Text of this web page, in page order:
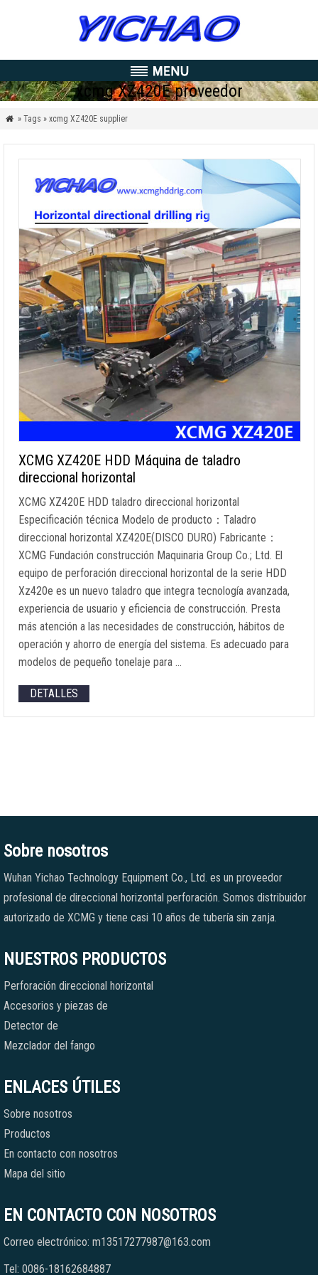
xcmg XZ420E proveedor
 » Tags » xcmg XZ420E supplier
XCMG XZ420E HDD Máquina de taladro
direccional horizontal
XCMG XZ420E HDD taladro direccional horizontal
Especificación técnica Modelo de producto：Taladro
direccional horizontal XZ420E(DISCO DURO) Fabricante：
XCMG Fundación construcción Maquinaria Group Co.; Ltd. El
equipo de perforación direccional horizontal de la serie HDD
Xz420e es un nuevo taladro que integra tecnología avanzada,
experiencia de usuario y eficiencia de construcción. Presta
más atención a las necesidades de construcción, hábitos de
operación y ahorro de energía del sistema. Es adecuado para
modelos de pequeño tonelaje para …
DETALLES
Sobre nosotros
Wuhan Yichao Technology Equipment Co., Ltd. es un proveedor
profesional de direccional horizontal perforación. Somos distribuidor
autorizado de XCMG y tiene casi 10 años de tubería sin zanja.
NUESTROS PRODUCTOS
Perforación direccional horizontal
Accesorios y piezas de
Detector de
Mezclador del fango
ENLACES ÚTILES
Sobre nosotros
Productos
En contacto con nosotros
Mapa del sitio
EN CONTACTO CON NOSOTROS
Correo electrónico: m13517277987@163.com
Tel: 0086-18162684887